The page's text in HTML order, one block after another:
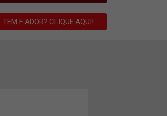
TEM FIADOR? CLIQUE AQUI!